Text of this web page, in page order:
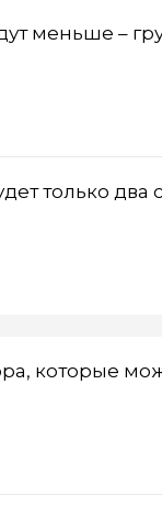
меньше –
только
которые